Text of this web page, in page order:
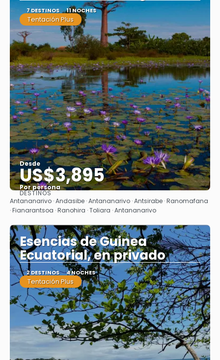
7 DESTINOS 11 NOCHES
Tentación Plus
Desde
US$3,895
Por persona
Ver
DESTINOS
Antananarivo · Andasibe · Antananarivo · Antsirabe · Ranomafana
· Fianarantsoa · Ranohira · Toliara · Antananarivo
Esencias de Guinea
Ecuatorial, en privado
2 DESTINOS 4 NOCHES
Tentación Plus